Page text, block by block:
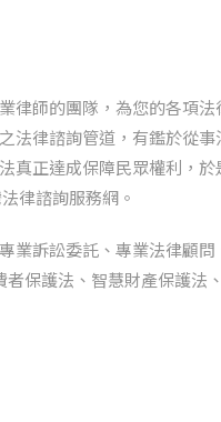
律師的團隊，為您的各項
法律諮詢管道，有鑑於從
真正達成保障民眾權利，
律諮詢服務網。
業訴訟委託、專業法律顧
者保護法、智慧財產保護法